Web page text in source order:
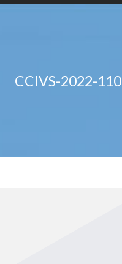
CCIVS-2022-110